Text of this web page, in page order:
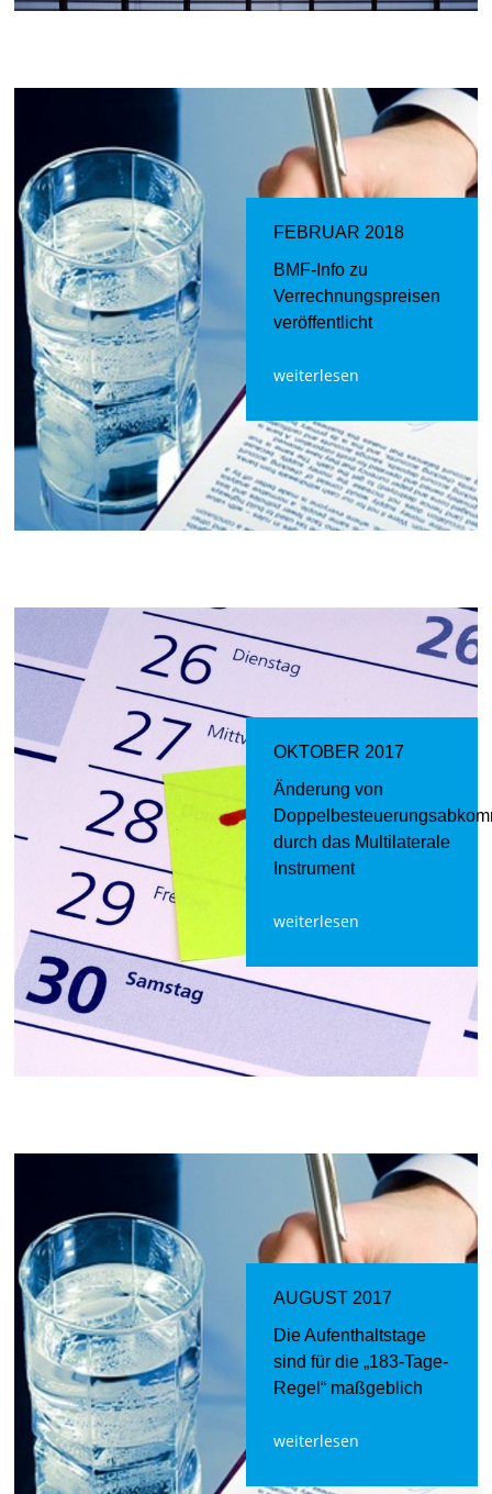
FEBRUAR 2018
BMF-Info zu
Verrechnungspreisen
veröffentlicht
weiterlesen
OKTOBER 2017
Änderung von
durch das Multilaterale
Instrument
weiterlesen
AUGUST 2017
Die Aufenthaltstage
sind für die „183-Tage-
Regel“ maßgeblich
weiterlesen